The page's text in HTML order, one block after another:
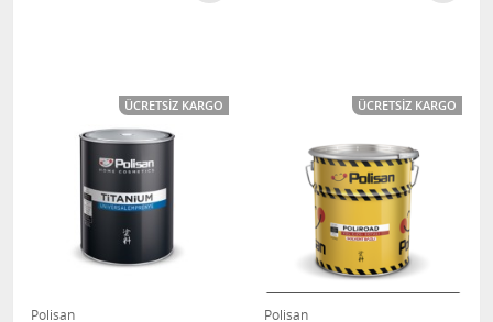
ÜCRETSIZ KARGO
Polisan
ÜCRETSIZ KARGO
Polisan